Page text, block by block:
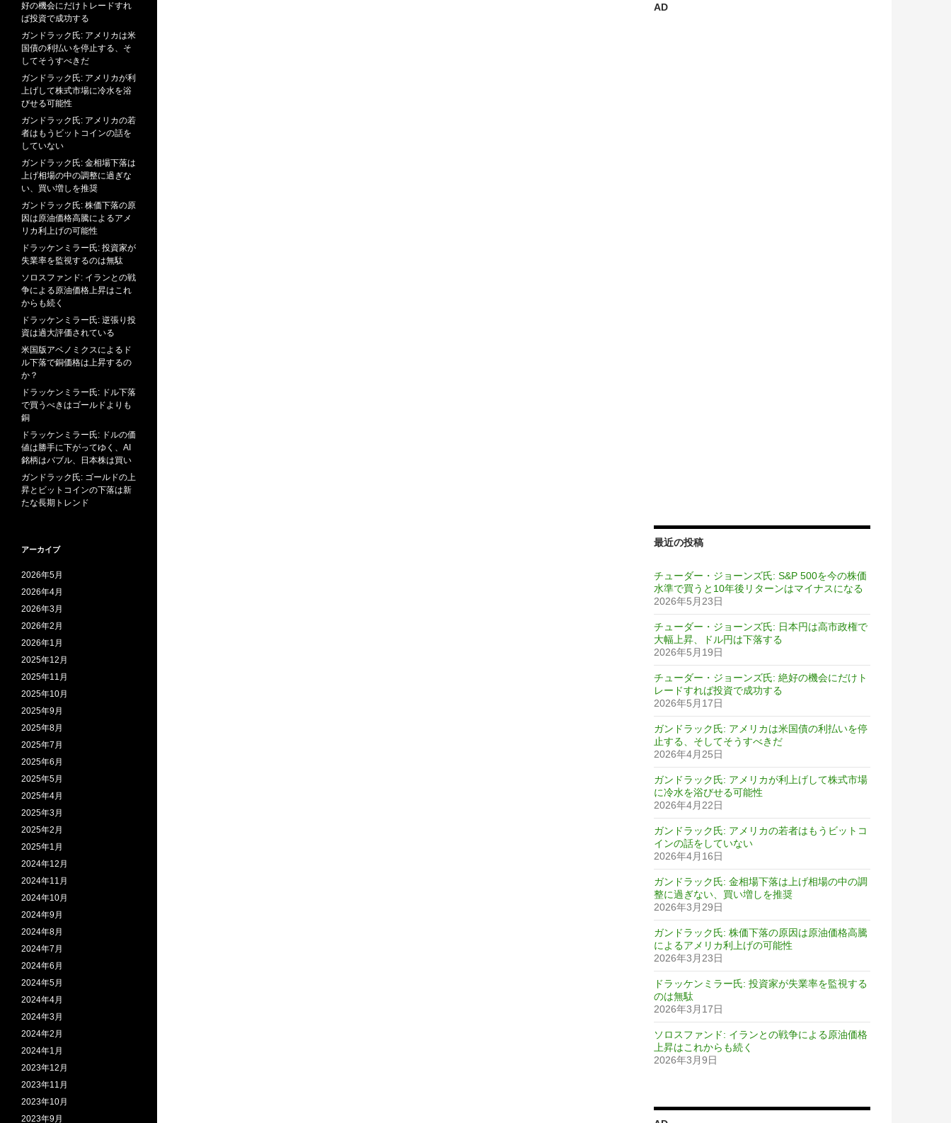
AD
最近の投稿
チューダー・ジョーンズ氏: S&P 500を今の株価
水準で買うと10年後リターンはマイナスになる
2026年5月23日
チューダー・ジョーンズ氏: 日本円は高市政権で
大幅上昇、ドル円は下落する
2026年5月19日
チューダー・ジョーンズ氏: 絶好の機会にだけト
レードすれば投資で成功する
2026年5月17日
ガンドラック氏: アメリカは米国債の利払いを停
止する、そしてそうすべきだ
2026年4月25日
ガンドラック氏: アメリカが利上げして株式市場
に冷水を浴びせる可能性
2026年4月22日
ガンドラック氏: アメリカの若者はもうビットコ
インの話をしていない
2026年4月16日
ガンドラック氏: 金相場下落は上げ相場の中の調
整に過ぎない、買い増しを推奨
2026年3月29日
ガンドラック氏: 株価下落の原因は原油価格高騰
によるアメリカ利上げの可能性
2026年3月23日
ドラッケンミラー氏: 投資家が失業率を監視する
のは無駄
2026年3月17日
ソロスファンド: イランとの戦争による原油価格
上昇はこれからも続く
2026年3月9日
好の機会にだけトレードすれ
ば投資で成功する
ガンドラック氏: アメリカは米
国債の利払いを停止する、そ
してそうすべきだ
ガンドラック氏: アメリカが利
上げして株式市場に冷水を浴
びせる可能性
ガンドラック氏: アメリカの若
者はもうビットコインの話を
していない
ガンドラック氏: 金相場下落は
上げ相場の中の調整に過ぎな
い、買い増しを推奨
ガンドラック氏: 株価下落の原
因は原油価格高騰によるアメ
リカ利上げの可能性
ドラッケンミラー氏: 投資家が
失業率を監視するのは無駄
ソロスファンド: イランとの戦
争による原油価格上昇はこれ
からも続く
ドラッケンミラー氏: 逆張り投
資は過大評価されている
米国版アベノミクスによるド
ル下落で銅価格は上昇するの
か？
ドラッケンミラー氏: ドル下落
で買うべきはゴールドよりも
銅
ドラッケンミラー氏: ドルの価
値は勝手に下がってゆく、AI
銘柄はバブル、日本株は買い
ガンドラック氏: ゴールドの上
昇とビットコインの下落は新
たな長期トレンド
アーカイブ
2026年5月
2026年4月
2026年3月
2026年2月
2026年1月
2025年12月
2025年11月
2025年10月
2025年9月
2025年8月
2025年7月
2025年6月
2025年5月
2025年4月
2025年3月
2025年2月
2025年1月
2024年12月
2024年11月
2024年10月
2024年9月
2024年8月
2024年7月
2024年6月
2024年5月
2024年4月
2024年3月
2024年2月
2024年1月
2023年12月
2023年11月
2023年10月
2023年9月